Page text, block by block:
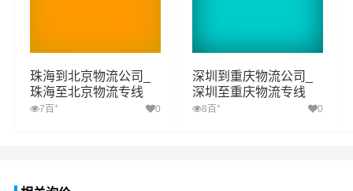
珠海到北京物流公司_
珠海至北京物流专线
7百 + 0
深圳到重庆物流公司_
深圳至重庆物流专线
8百 + 0